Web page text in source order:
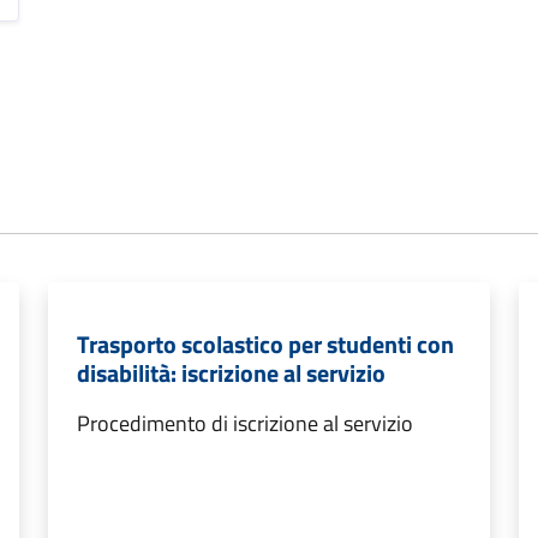
Trasporto scolastico per studenti con
disabilità: iscrizione al servizio
Procedimento di iscrizione al servizio